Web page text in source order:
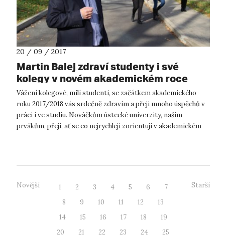
20 / 09 / 2017
Martin Balej zdraví studenty i své
kolegy v novém akademickém roce
Vážení kolegové, milí studenti, se začátkem akademického
roku 2017/2018 vás srdečně zdravím a přeji mnoho úspěchů v
práci i ve studiu. Nováčkům ústecké univerzity, našim
prvákům, přeji, ať se co nejrychleji zorientují v akademickém
Novější 1 2 3 4 5 6
7
8
9 10 11 12
13
14
15 16 17 18
19
20
21 22 23 24 25
Starší